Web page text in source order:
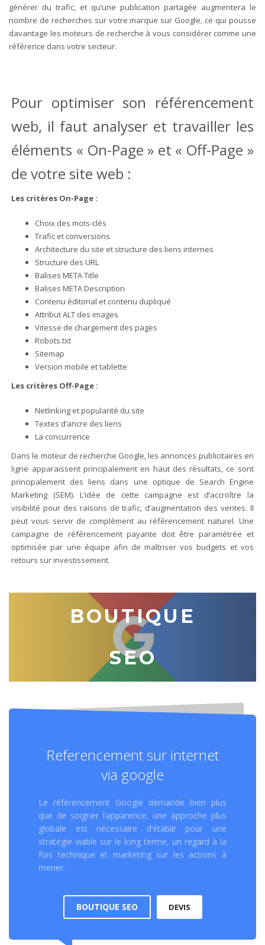
générer du trafic, et qu’une publication partagée augmentera le
nombre de recherches sur votre marque sur Google, ce qui pousse
davantage les moteurs de recherche à vous considérer comme une
référence dans votre secteur.
Pour optimiser son référencement
web, il faut analyser et travailler les
éléments « On-Page » et « Off-Page »
de votre site web :
Les critères On-Page :
Choix des mots-clés
Trafic et conversions
Architecture du site et structure des liens internes
Structure des URL
Balises META Title
Balises META Description
Contenu éditorial et contenu dupliqué
Attribut ALT des images
Vitesse de chargement des pages
Robots.txt
Sitemap
Version mobile et tablette
Les critères Off-Page :
Netlinking et popularité du site
Textes d’ancre des liens
La concurrence
Dans le moteur de recherche Google, les annonces publicitaires en
ligne apparaissent principalement en haut des résultats, ce sont
principalement des liens dans une optique de Search Engine
Marketing (SEM). L’idée de cette campagne est d’accroître la
visibilité pour des raisons de trafic, d’augmentation des ventes. Il
peut vous servir de complément au référencement naturel. Une
campagne de référencement payante doit être paramétrée et
optimisée par une équipe afin de maîtriser vos budgets et vos
retours sur investissement.
BOUTIQUE
SEO
Referencement sur internet
via google
Le référencement Google demande bien plus
que de soigner l’apparence, une approche plus
globale est nécessaire d’établir pour une
stratégie viable sur le long terme, un regard à la
fois technique et marketing sur les actions à
mener.
BOUTIQUE SEO DEVIS